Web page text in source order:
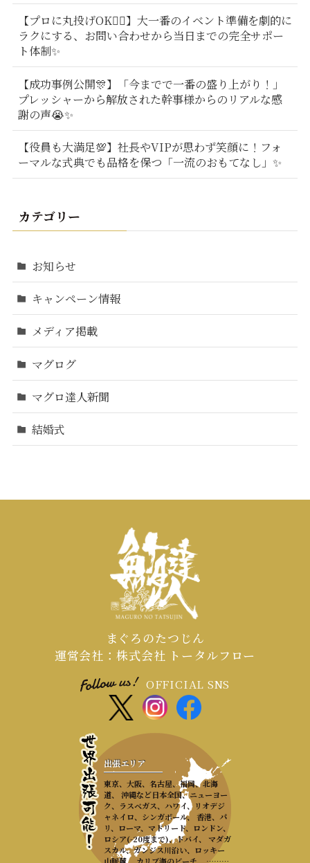
【プロに丸投げOK🙆‍♂️】大一番のイベント準備を劇的に
ラクにする、お問い合わせから当日までの完全サポー
ト体制✨
【成功事例公開🎊】「今までで一番の盛り上がり！」
プレッシャーから解放された幹事様からのリアルな感
謝の声😭✨
【役員も大満足💯】社長やVIPが思わず笑顔に！フォ
ーマルな式典でも品格を保つ「一流のおもてなし」✨
カテゴリー
お知らせ
キャンペーン情報
メディア掲載
マグログ
マグロ達人新聞
結婚式
まぐろのたつじん
運営会社：株式会社 トータルフロー
OFFICIAL SNS
出張エリア
東京、大阪、名古屋、福岡、北海
道、 沖縄など日本全国、ニューヨー
ク、ラスベガス、ハワイ、リオデジ
ャネイロ、シンガポール、 香港、パ
リ、ローマ、マドリード、ロンドン、
ロシア(-20度まで)、ドバイ、 マダガ
スカル、ガンジス川沿い、ロッキー